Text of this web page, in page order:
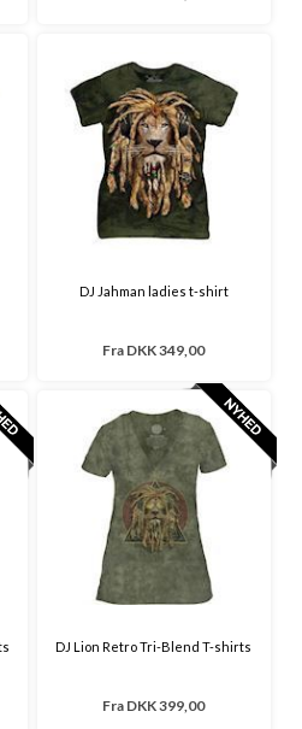
DJ Jahman ladies t-shirt
Fra DKK 349,00
DJ Lion Retro Tri-Blend T-shirts
Fra DKK 399,00